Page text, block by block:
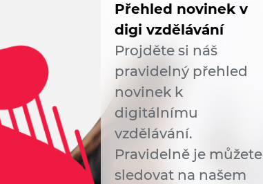
Přehled novinek v
digi vzdělávání
Projděte si náš
pravidelný přehled
novinek k
digitálnímu
vzdělávání.
Pravidelně je můžete
sledovat na našem